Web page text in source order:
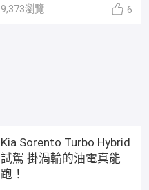
9,373瀏覽 6
Kia Sorento Turbo Hybrid
試駕 掛渦輪的油電真能
跑！